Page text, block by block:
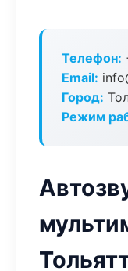
Телефон:
Email:
Город:
Режим